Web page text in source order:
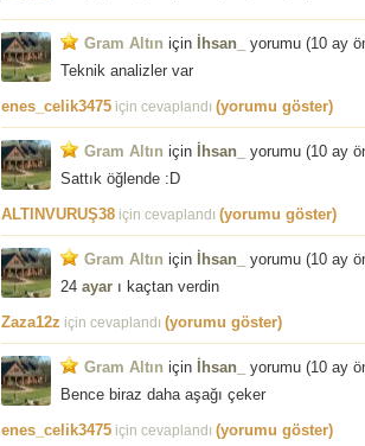
Gram Altın için İhsan_ yorumu (10 ay
Teknik analizler var
enes_celik3475 için cevaplandı (yorumu göster)
Gram Altın için İhsan_ yorumu (10 ay
Sattık öğlende :D
ALTINVURUŞ38 için cevaplandı (yorumu göster)
Gram Altın için İhsan_ yorumu (10 ay
24 ayar ı kaçtan verdin
Zaza12z için cevaplandı (yorumu göster)
Gram Altın için İhsan_ yorumu (10 ay
Bence biraz daha aşağı çeker
enes_celik3475 için cevaplandı (yorumu göster)